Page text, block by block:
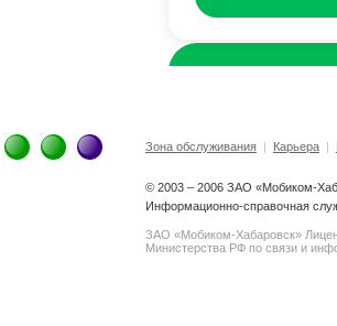
Зона обслуживания| Карьера|
© 2003 – 2006 ЗАО «Мобиком-
Информационно-справочная
ЗАО «Мобиком-Хабаровск»
Министерства РФ по связи и